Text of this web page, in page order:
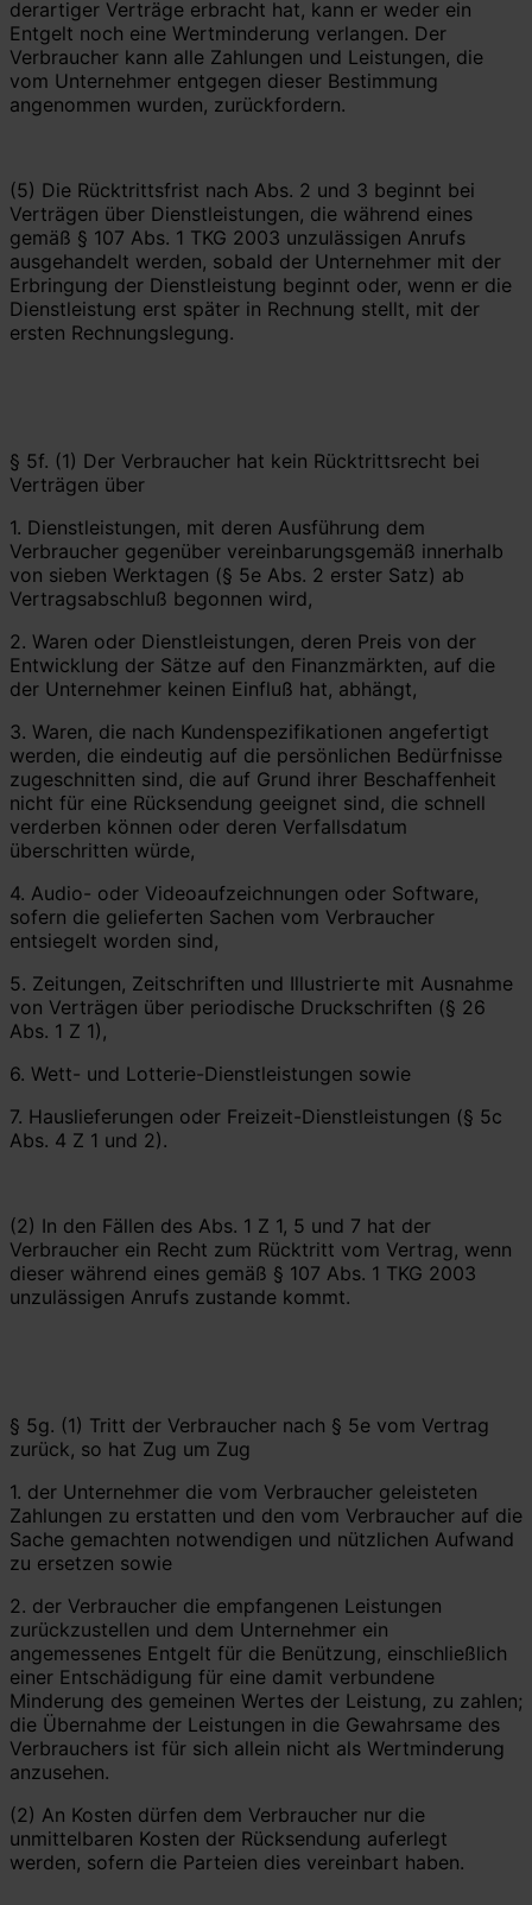
derartiger Verträge erbracht hat, kann er weder ein
Entgelt noch eine Wertminderung verlangen. Der
Verbraucher kann alle Zahlungen und Leistungen, die
vom Unternehmer entgegen dieser Bestimmung
angenommen wurden, zurückfordern.
(5) Die Rücktrittsfrist nach Abs. 2 und 3 beginnt bei
Verträgen über Dienstleistungen, die während eines
gemäß § 107 Abs. 1 TKG 2003 unzulässigen Anrufs
ausgehandelt werden, sobald der Unternehmer mit der
Erbringung der Dienstleistung beginnt oder, wenn er die
Dienstleistung erst später in Rechnung stellt, mit der
ersten Rechnungslegung.
§ 5f. (1) Der Verbraucher hat kein Rücktrittsrecht bei
Verträgen über
1. Dienstleistungen, mit deren Ausführung dem
Verbraucher gegenüber vereinbarungsgemäß innerhalb
von sieben Werktagen (§ 5e Abs. 2 erster Satz) ab
Vertragsabschluß begonnen wird,
2. Waren oder Dienstleistungen, deren Preis von der
Entwicklung der Sätze auf den Finanzmärkten, auf die
der Unternehmer keinen Einfluß hat, abhängt,
3. Waren, die nach Kundenspezifikationen angefertigt
werden, die eindeutig auf die persönlichen Bedürfnisse
zugeschnitten sind, die auf Grund ihrer Beschaffenheit
nicht für eine Rücksendung geeignet sind, die schnell
verderben können oder deren Verfallsdatum
überschritten würde,
4. Audio- oder Videoaufzeichnungen oder Software,
sofern die gelieferten Sachen vom Verbraucher
entsiegelt worden sind,
5. Zeitungen, Zeitschriften und Illustrierte mit Ausnahme
von Verträgen über periodische Druckschriften (§ 26
Abs. 1 Z 1),
6. Wett- und Lotterie-Dienstleistungen sowie
7. Hauslieferungen oder Freizeit-Dienstleistungen (§ 5c
Abs. 4 Z 1 und 2).
(2) In den Fällen des Abs. 1 Z 1, 5 und 7 hat der
Verbraucher ein Recht zum Rücktritt vom Vertrag, wenn
dieser während eines gemäß § 107 Abs. 1 TKG 2003
unzulässigen Anrufs zustande kommt.
§ 5g. (1) Tritt der Verbraucher nach § 5e vom Vertrag
zurück, so hat Zug um Zug
1. der Unternehmer die vom Verbraucher geleisteten
Zahlungen zu erstatten und den vom Verbraucher auf die
Sache gemachten notwendigen und nützlichen Aufwand
zu ersetzen sowie
2. der Verbraucher die empfangenen Leistungen
zurückzustellen und dem Unternehmer ein
angemessenes Entgelt für die Benützung, einschließlich
einer Entschädigung für eine damit verbundene
Minderung des gemeinen Wertes der Leistung, zu zahlen;
die Übernahme der Leistungen in die Gewahrsame des
Verbrauchers ist für sich allein nicht als Wertminderung
anzusehen.
(2) An Kosten dürfen dem Verbraucher nur die
unmittelbaren Kosten der Rücksendung auferlegt
werden, sofern die Parteien dies vereinbart haben.